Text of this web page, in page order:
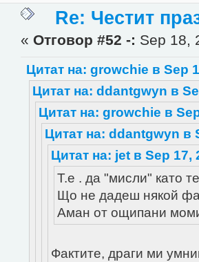
Re: Честит
« Отговор #52 -: Sep 18,
Цитат на: growchie в Sep
Цитат на: ddantgwyn в
Цитат на: growchie в
Цитат на: ddantgwyn в
Цитат на: jet в Sep 17,
Т.е . да "мисли" като
Що не дадеш някой
Аман от ощипани
Фактите, драги ми